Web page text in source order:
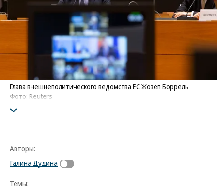
Глава внешнеполитического ведомства ЕС Жозеп Боррель
Фото: Reuters
Авторы:
Галина Дудина
Темы: